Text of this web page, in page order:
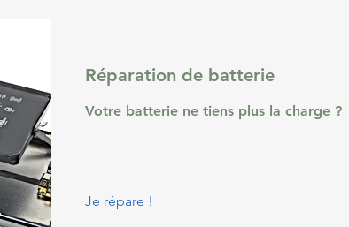
Réparation de batterie
Votre batterie ne tiens plus la charge ?
Je répare !